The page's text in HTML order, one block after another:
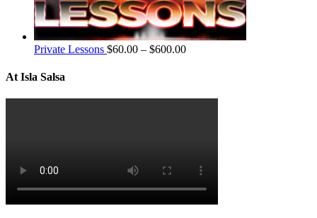
Private Lessons $60.00 – $600.00
At Isla Salsa